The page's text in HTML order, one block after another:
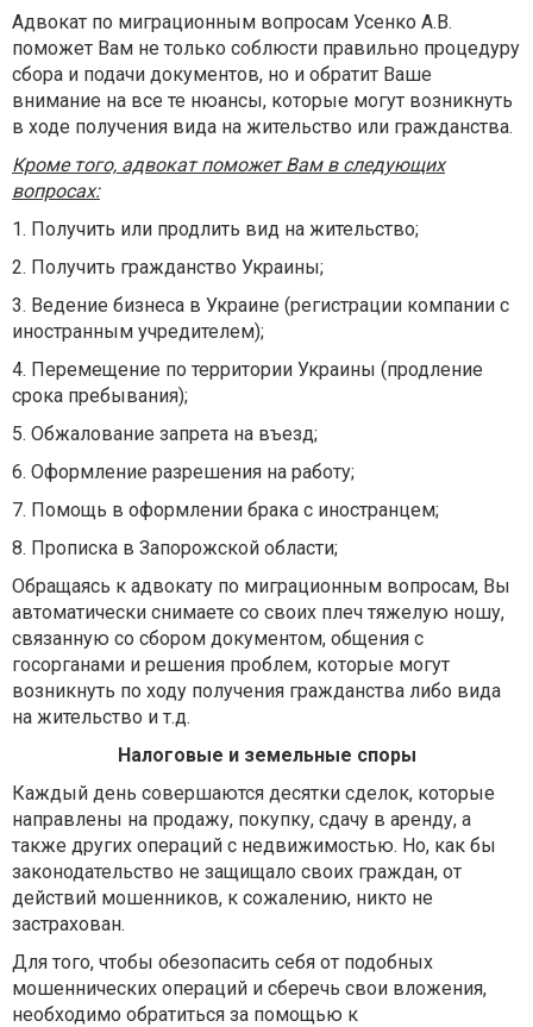
Адвокат по миграционным вопросам Усенко А.В.
поможет Вам не только соблюсти правильно процедуру
сбора и подачи документов, но и обратит Ваше
внимание на все те нюансы, которые могут возникнуть
в ходе получения вида на жительство или гражданства.
Кроме того, адвокат поможет Вам в следующих
вопросах:
1. Получить или продлить вид на жительство;
2. Получить гражданство Украины;
3. Ведение бизнеса в Украине (регистрации компании с
иностранным учредителем);
4. Перемещение по территории Украины (продление
срока пребывания);
5. Обжалование запрета на въезд;
6. Оформление разрешения на работу;
7. Помощь в оформлении брака с иностранцем;
8. Прописка в Запорожской области;
Обращаясь к адвокату по миграционным вопросам, Вы
автоматически снимаете со своих плеч тяжелую ношу,
связанную со сбором документом, общения с
госорганами и решения проблем, которые могут
возникнуть по ходу получения гражданства либо вида
на жительство и т.д.
Налоговые и земельные споры
Каждый день совершаются десятки сделок, которые
направлены на продажу, покупку, сдачу в аренду, а
также других операций с недвижимостью. Но, как бы
законодательство не защищало своих граждан, от
действий мошенников, к сожалению, никто не
застрахован.
Для того, чтобы обезопасить себя от подобных
мошеннических операций и сберечь свои вложения,
необходимо обратиться за помощью к